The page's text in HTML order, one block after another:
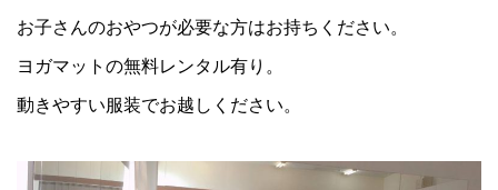
お子さんのおやつが必要な方はお持ちください。
ヨガマットの無料レンタル有り。
動きやすい服装でお越しください。